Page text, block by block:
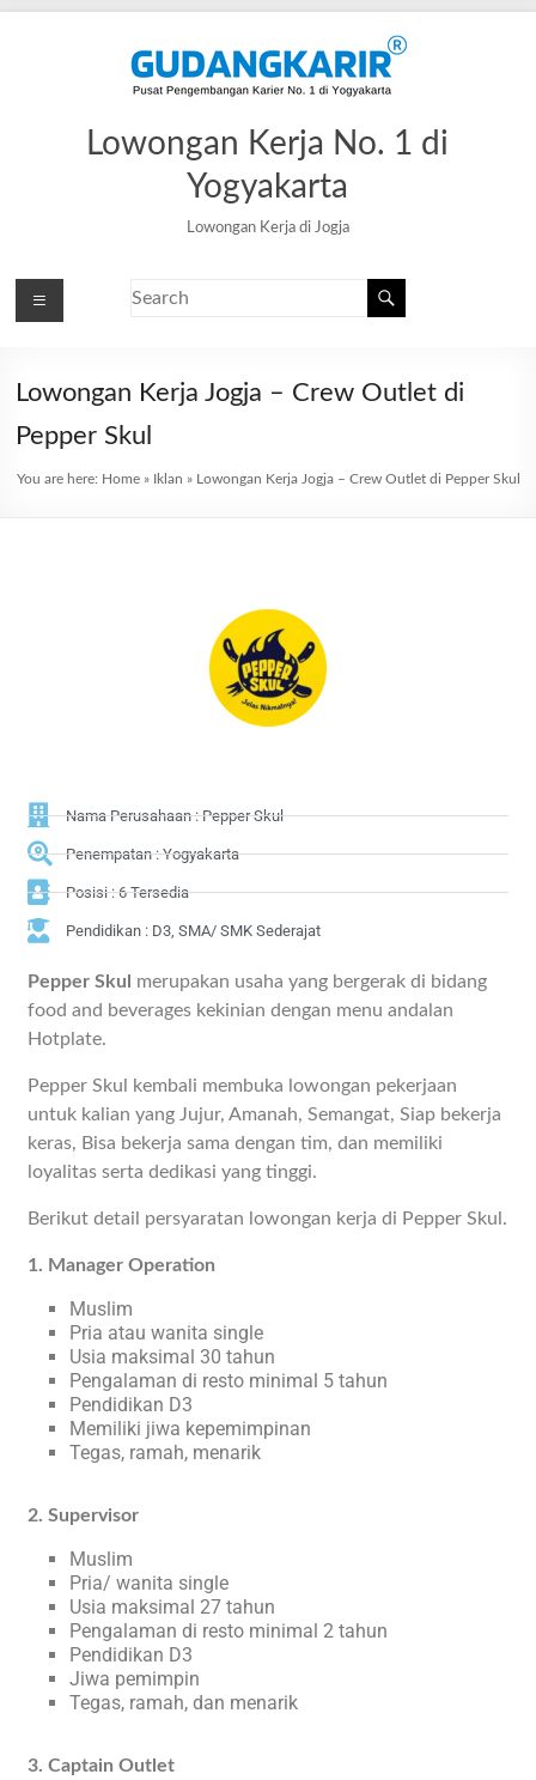
Lowongan Kerja No. 1 di
Yogyakarta
Lowongan Kerja di Jogja
Lowongan Kerja Jogja – Crew Outlet di
Pepper Skul
You are here: Home» Iklan » Lowongan Kerja Jogja – Crew Outlet di Pepper Skul
Nama Perusahaan : Pepper Skul
Penempatan : Yogyakarta
Posisi : 6 Tersedia
Pendidikan : D3, SMA/ SMK Sederajat
Pepper Skul
merupakan usaha yang bergerak di bidang
food and beverages kekinian dengan menu andalan
Hotplate.
Pepper Skul kembali membuka lowongan pekerjaan
untuk kalian yang Jujur, Amanah, Semangat, Siap bekerja
keras, Bisa bekerja sama dengan tim, dan memiliki
loyalitas serta dedikasi yang tinggi.
Berikut detail persyaratan lowongan kerja di Pepper Skul.
1. Manager Operation
Muslim
Pria atau wanita single
Usia maksimal 30 tahun
Pengalaman di resto minimal 5 tahun
Pendidikan D3
Memiliki jiwa kepemimpinan
Tegas, ramah, menarik
2. Supervisor
Muslim
Pria/ wanita single
Usia maksimal 27 tahun
Pengalaman di resto minimal 2 tahun
Pendidikan D3
Jiwa pemimpin
Tegas, ramah, dan menarik
3. Captain Outlet